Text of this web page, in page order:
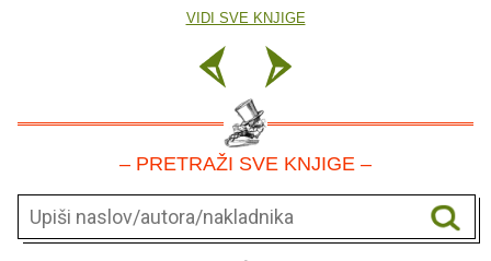
VIDI SVE KNJIGE
– PRETRAŽI SVE KNJIGE –